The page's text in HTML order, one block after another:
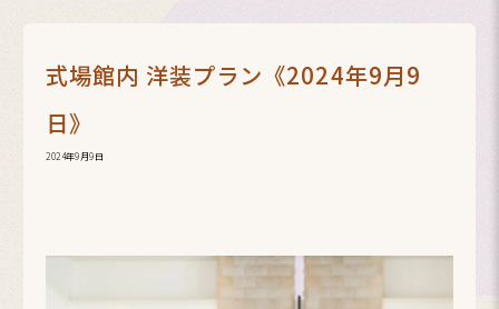
式場館内 洋装プラン《2024年9月9
日》
2024年9月9日